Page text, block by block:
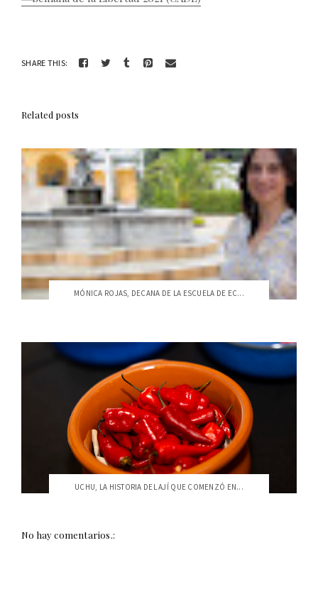
SHARE THIS:
Related posts
MÓNICA ROJAS, DECANA DE LA ESCUELA DE EC...
UCHU, LA HISTORIA DEL AJÍ QUE COMENZÓ EN...
No hay comentarios.: